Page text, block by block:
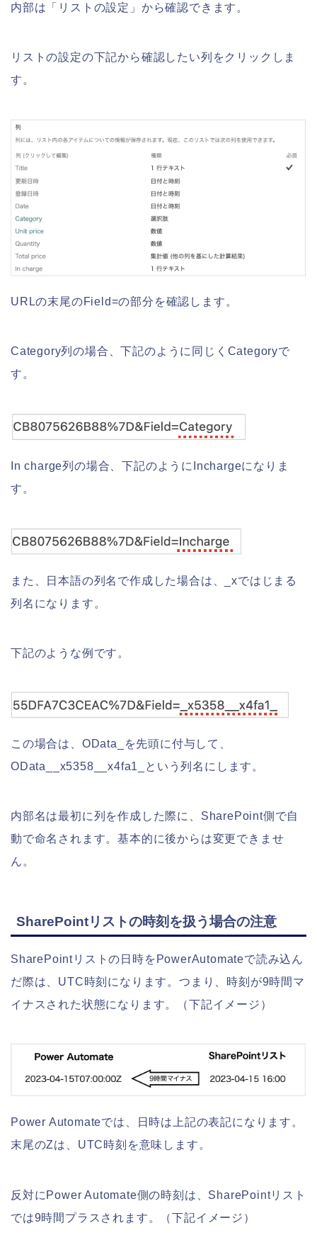
内部は「リストの設定」から確認できます。
リストの設定の下記から確認したい列をクリックしま
す。
URLの末尾のField=の部分を確認します。
Category列の場合、下記のように同じくCategoryで
す。
In charge列の場合、下記のようにInchargeになりま
す。
また、日本語の列名で作成した場合は、_xではじまる
列名になります。
下記のような例です。
この場合は、OData_を先頭に付与して、
OData__x5358__x4fa1_という列名にします。
内部名は最初に列を作成した際に、SharePoint側で自
動で命名されます。基本的に後からは変更できませ
ん。
SharePointリストの時刻を扱う場合の注意
SharePointリストの日時をPowerAutomateで読み込ん
だ際は、UTC時刻になります。つまり、時刻が9時間マ
イナスされた状態になります。（下記イメージ）
Power Automateでは、日時は上記の表記になります。
末尾のZは、UTC時刻を意味します。
反対にPower Automate側の時刻は、SharePointリスト
では9時間プラスされます。（下記イメージ）